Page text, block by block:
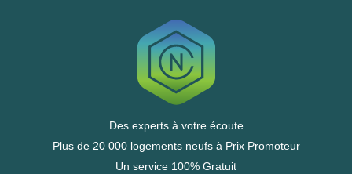
Des experts à votre écoute
Plus de 20 000 logements neufs à Prix Promoteur
Un service 100% Gratuit